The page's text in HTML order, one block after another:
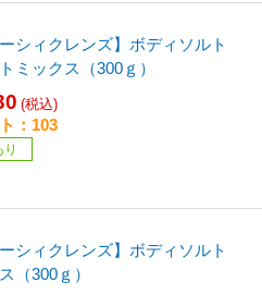
ーシィクレンズ】ボディソルト
ミックス（300ｇ）
(税込)
：103
ーシィクレンズ】ボディソルト
（300ｇ）